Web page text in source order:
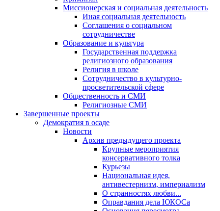
Миссионерская и социальная деятельность
Иная социальная деятельность
Соглашения о социальном
сотрудничестве
Образование и культура
Государственная поддержка
религиозного образования
Религия в школе
Сотрудничество в культурно-
просветительской сфере
Общественность и СМИ
Религиозные СМИ
Завершенные проекты
Демократия в осаде
Новости
Архив предыдущего проекта
Крупные мероприятия
консервативного толка
Курьезы
Национальная идея,
антивестернизм, империализм
О странностях любви...
Оправдания дела ЮКОСа